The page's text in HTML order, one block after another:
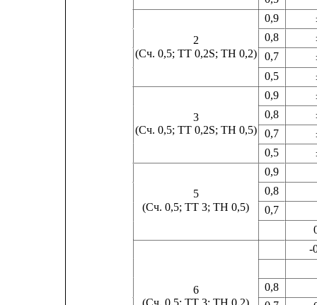
0,9
2
0,8
(Сч. 0,5; ТТ 0,2S; ТН 0,2)
0,7
0,5
0,9
3
0,8
(Сч. 0,5; ТТ 0,2S; ТН 0,5)
0,7
0,5
5
0,8
(Сч. 0,5; ТТ 3; ТН 0,5)
0,7
-
6
0,8